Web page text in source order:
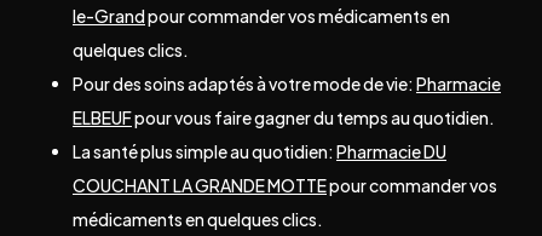
le-Grandpour commander vos médicaments en
quelques clics.
Pour des soins adaptés à votre mode de vie: Pharmacie
ELBEUFpour vous faire gagner du temps au quotidien.
La santé plus simple au quotidien: Pharmacie DU
COUCHANT LA GRANDE MOTTEpour commander vos
médicaments en quelques clics.